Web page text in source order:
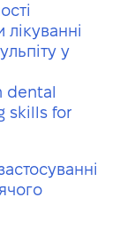
у
dental
skills for